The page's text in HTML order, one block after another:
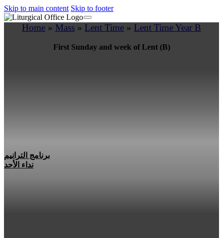
Skip to main content Skip to footer
Home » Mass » Lent Time » Lent Time Year B
First Sunday and week of Lent (B)
برنامج الترانيم
نداء الأحد